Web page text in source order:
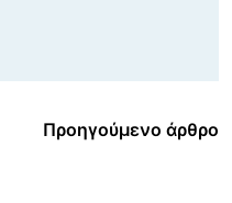
Προηγούμενο άρθρο